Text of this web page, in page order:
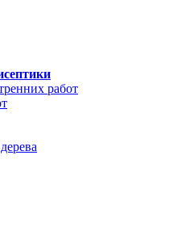
работ